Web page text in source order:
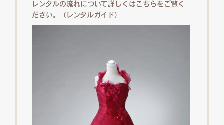
レンタルの流れについて詳しくはこちらをご覧く
ださい。（レンタルガイド）